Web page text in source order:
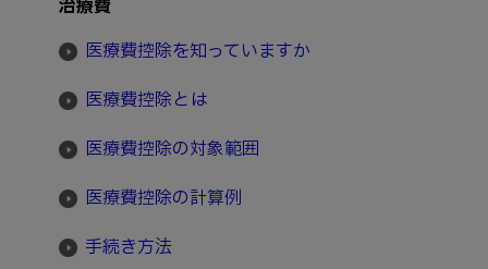
治療費
医療費控除を知っていますか
医療費控除とは
医療費控除の対象範囲
医療費控除の計算例
手続き方法